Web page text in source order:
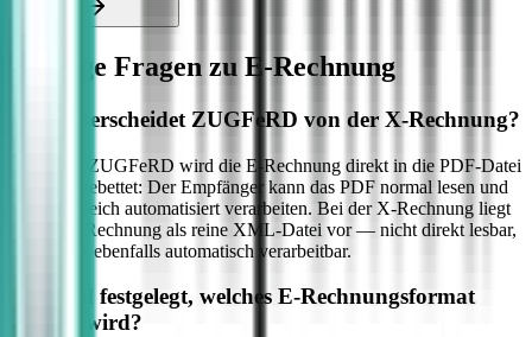
Häufige Fragen zu E-Rechnung
Was unterscheidet ZUGFeRD von der X-Rechnung?
Bei ZUGFeRD wird die E-Rechnung direkt in die PDF-Datei
eingebettet: Der Empfänger kann das PDF normal lesen und
zugleich automatisiert verarbeiten. Bei der X-Rechnung liegt
die Rechnung als reine XML-Datei vor — nicht direkt lesbar,
aber ebenfalls automatisch verarbeitbar.
Wo wird festgelegt, welches E-Rechnungsformat
erzeugt wird?